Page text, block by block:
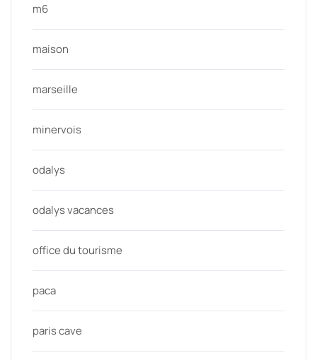
m6
maison
marseille
minervois
odalys
odalys vacances
office du tourisme
paca
paris cave